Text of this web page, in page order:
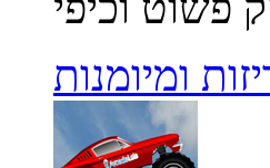
ומיומנות